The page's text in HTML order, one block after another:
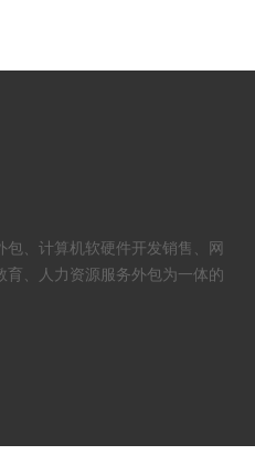
、计算机软硬件开发销售、网
、人力资源服务外包为一体的